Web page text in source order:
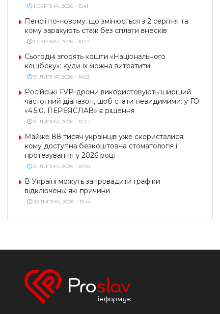
1 СЕРПНЯ, 2026 - 15:41
Пенсії по-новому: що змінюється з 2 серпня та
кому зарахують стаж без сплати внесків
1 СЕРПНЯ, 2026 - 10:47
Сьогодні згорять кошти «Національного
кешбеку»: куди їх можна витратити
31 ЛИПНЯ, 2026 - 14:23
Російські FVP-дрони використовують ширший
частотний діапазон, щоб стати невидимими: у ГО
«4.5.0. ПЕРЕЯСЛАВ» є рішення
31 ЛИПНЯ, 2026 - 12:21
Майже 88 тисяч українців уже скористалися:
кому доступна безкоштовна стоматологія і
протезування у 2026 році
31 ЛИПНЯ, 2026 - 10:40
В Україні можуть запровадити графіки
відключень: які причини
30 ЛИПНЯ, 2026 - 19:44